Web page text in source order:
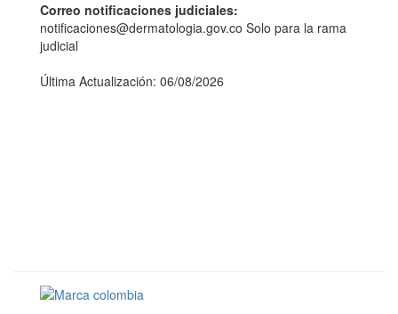
Correo notificaciones judiciales:
notificaciones@dermatologia.gov.co Solo para la rama
judicial
Última Actualización: 06/08/2026